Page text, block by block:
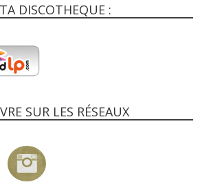
DISCOTHEQUE :
SUR LES RÉSEAUX